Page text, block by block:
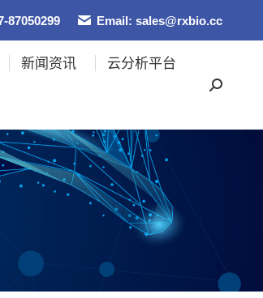
87050299 Email: sales@rxbio.cc
新闻资讯 云分析平台